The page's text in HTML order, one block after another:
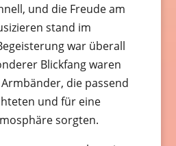
und die Freude am
stand im
war überall
Blickfang waren
die passend
und für eine
sorgten.